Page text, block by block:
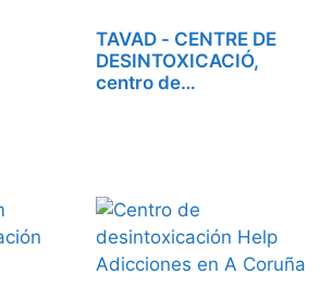
TAVAD - CENTRE DE
DESINTOXICACIÓ,
centro de…